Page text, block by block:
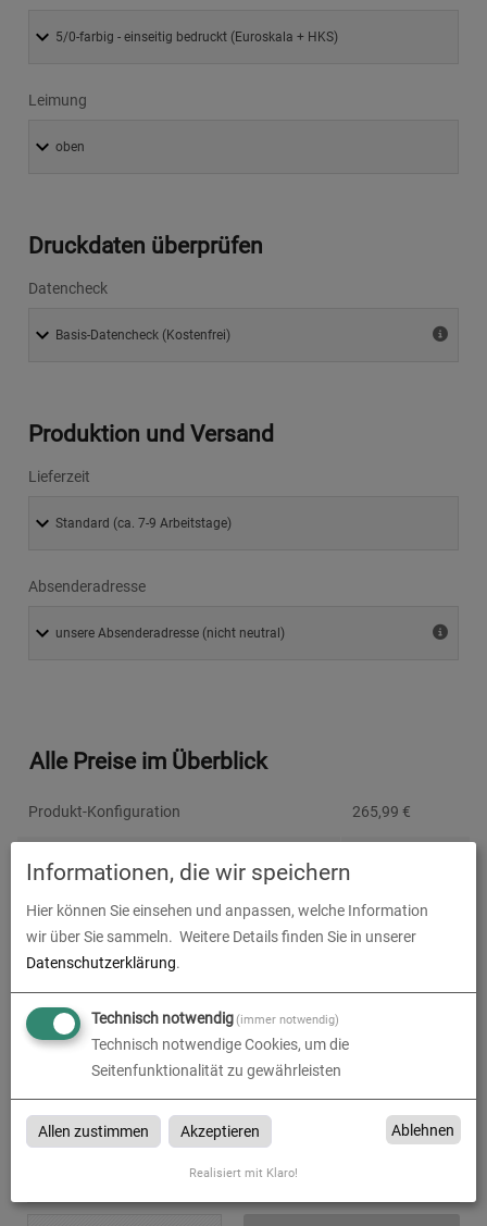
Leimung
Druckdaten überprüfen
Datencheck
Produktion und Versand
Lieferzeit
Absenderadresse
Alle Preise im Überblick
Produkt-Konfiguration 265,99 €
Druckdaten überprüfen
Produktion und Versand 0,00€
Produktions- und Lieferzeit
Gesamtbetrag (netto)
zzgl. 19% MwSt.
Gesamtbetrag (brutto) 316,53€
Informationen, die wir speichern
Hier können Sie einsehen und anpassen, welche Information
wir über Sie sammeln. Weitere Details finden Sie in unserer
Datenschutzerklärung.
Technisch notwendig(immer notwendig)
Technisch notwendige Cookies, um die
Seitenfunktionalität zu gewährleisten
Allen zustimmen Akzeptieren Ablehnen
Realisiert mit Klaro!